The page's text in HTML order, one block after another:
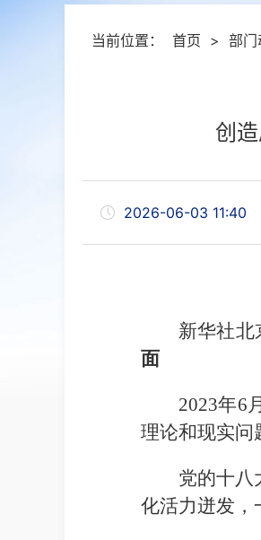
当前位置： 首页 > 部门
创
2026-06-03 11:40
新华社北
面
2023年6
理论和现实问
党的十八
化活力迸发，